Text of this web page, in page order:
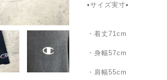
▪️サイズ実寸▪️
・着丈71cm
・身幅57cm
・肩幅55cm